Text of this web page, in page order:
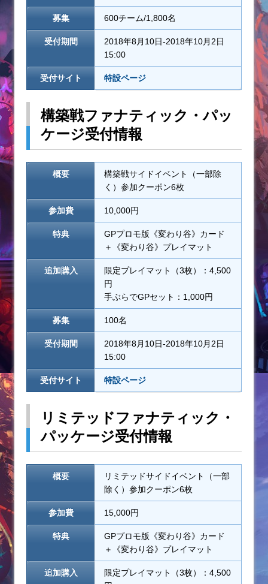
募集 600チーム/1,800名
受付期間
2018年8月10日-2018年10月2日
15:00
受付サイト 特設ページ
構築戦ファナティック・パッ
ケージ受付情報
概要
構築戦サイドイベント（一部除
く）参加クーポン6枚
参加費 10,000円
特典
GPプロモ版《変わり谷》カード
＋《変わり谷》プレイマット
追加購入
限定プレイマット（3枚）：4,500
円
手ぶらでGPセット：1,000円
募集 100名
受付期間
2018年8月10日-2018年10月2日
15:00
受付サイト 特設ページ
リミテッドファナティック・
パッケージ受付情報
概要
リミテッドサイドイベント（一部
除く）参加クーポン6枚
参加費 15,000円
特典
GPプロモ版《変わり谷》カード
＋《変わり谷》プレイマット
追加購入
限定プレイマット（3枚）：4,500